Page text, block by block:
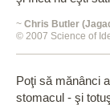
~ Chris Butler
© 2007 Science of
Poţi să mănânci
stomacul - şi